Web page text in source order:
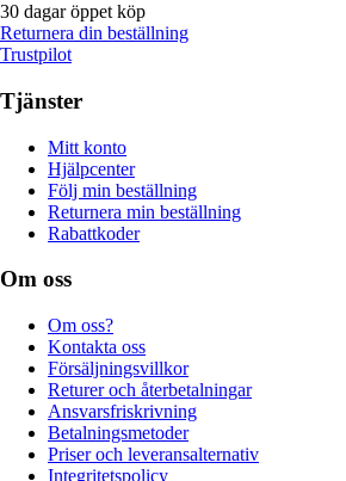
30 dagar öppet köp
Returnera din beställning
Trustpilot
Tjänster
Mitt konto
Hjälpcenter
Följ min beställning
Returnera min beställning
Rabattkoder
Om oss
Om oss?
Kontakta oss
Försäljningsvillkor
Returer och återbetalningar
Ansvarsfriskrivning
Betalningsmetoder
Priser och leveransalternativ
Integritetspolicy